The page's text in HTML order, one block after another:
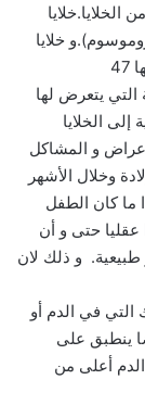
عدد الكروموسومات طبيعية (أي 46 كروموسوم).و خلايا
أخرى فيها عدد الكروموسومات غير طبيعي(أي فيها 47
يتعرض لها
الخلايا
و المشاكل
وخلال الأشهر
ما كان الطفل
حتى و أن
طبيعية. و ذلك لان
التي في الدم أو
ينطبق على
الدم أعلى من